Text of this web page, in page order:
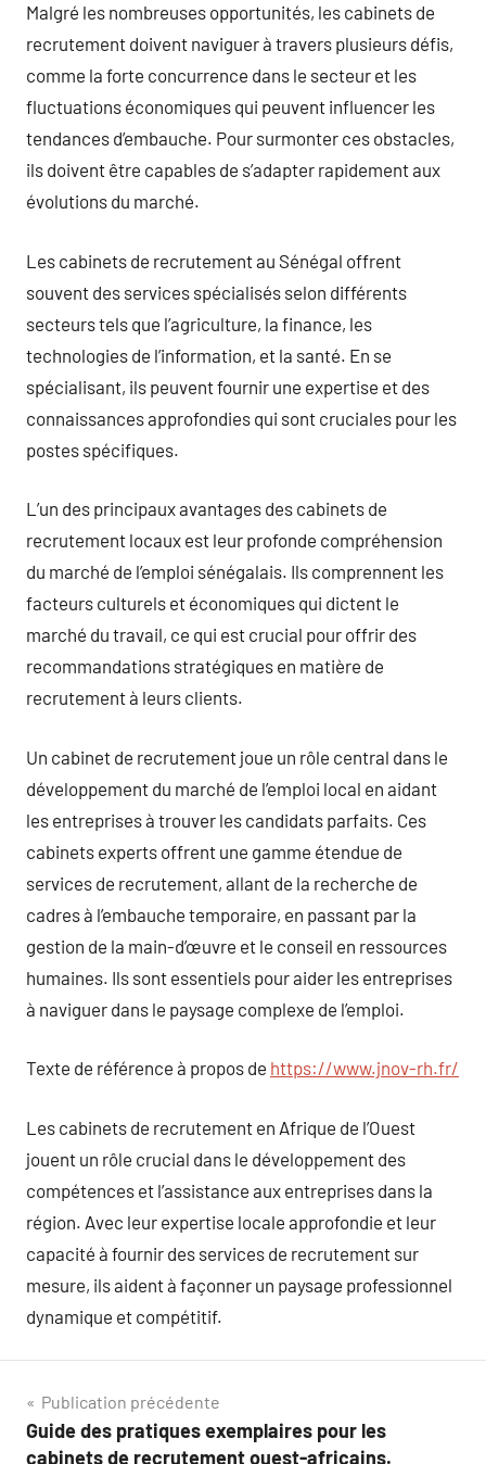
Malgré les nombreuses opportunités, les cabinets de
recrutement doivent naviguer à travers plusieurs défis,
comme la forte concurrence dans le secteur et les
fluctuations économiques qui peuvent influencer les
tendances d’embauche. Pour surmonter ces obstacles,
ils doivent être capables de s’adapter rapidement aux
évolutions du marché.
Les cabinets de recrutement au Sénégal offrent
souvent des services spécialisés selon différents
secteurs tels que l’agriculture, la finance, les
technologies de l’information, et la santé. En se
spécialisant, ils peuvent fournir une expertise et des
connaissances approfondies qui sont cruciales pour les
postes spécifiques.
L’un des principaux avantages des cabinets de
recrutement locaux est leur profonde compréhension
du marché de l’emploi sénégalais. Ils comprennent les
facteurs culturels et économiques qui dictent le
marché du travail, ce qui est crucial pour offrir des
recommandations stratégiques en matière de
recrutement à leurs clients.
Un cabinet de recrutement joue un rôle central dans le
développement du marché de l’emploi local en aidant
les entreprises à trouver les candidats parfaits. Ces
cabinets experts offrent une gamme étendue de
services de recrutement, allant de la recherche de
cadres à l’embauche temporaire, en passant par la
gestion de la main-d’œuvre et le conseil en ressources
humaines. Ils sont essentiels pour aider les entreprises
à naviguer dans le paysage complexe de l’emploi.
Texte de référence à propos de https://www.jnov-rh.fr/
Les cabinets de recrutement en Afrique de l’Ouest
jouent un rôle crucial dans le développement des
compétences et l’assistance aux entreprises dans la
région. Avec leur expertise locale approfondie et leur
capacité à fournir des services de recrutement sur
mesure, ils aident à façonner un paysage professionnel
dynamique et compétitif.
Navigation
de
Publication précédente
Guide des pratiques exemplaires pour les
cabinets de recrutement ouest-africains.